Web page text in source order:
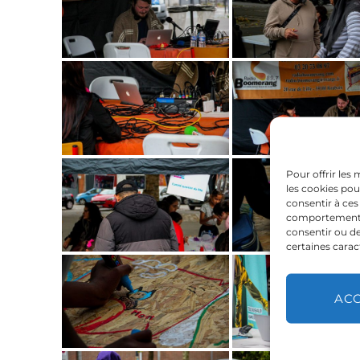
Pour offrir les
les cookies
consentir à
comportement
consentir ou
certaines